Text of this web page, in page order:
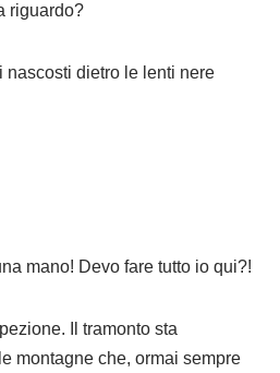
riguardo?
nascosti dietro le lenti nere
mano! Devo fare tutto io qui?!
Il tramonto sta
montagne che, ormai sempre